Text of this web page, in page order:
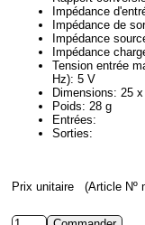
Impédance
Impédance de
Impédance
Impédance
Tension entrée
Hz): 5 V
Dimensions: 25
Poids: 28 g
Entrées:
Sorties:
Prix unitaire (Article Nº